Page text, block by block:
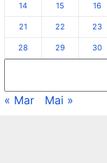
14 15 16
21 22 23
28 29 30
« Mar Mai »